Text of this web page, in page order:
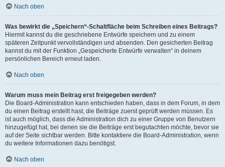
Nach oben
Was bewirkt die „Speichern“-Schaltfläche beim Schreiben eines Beitrags?
Hiermit kannst du die geschriebene Entwürfe speichern und zu einem
späteren Zeitpunkt vervollständigen und absenden. Den gesicherten Beitrag
kannst du mit der Funktion „Gespeicherte Entwürfe verwalten“ in deinem
persönlichen Bereich erneut laden.
Nach oben
Warum muss mein Beitrag erst freigegeben werden?
Die Board-Administration kann entschieden haben, dass in dem Forum, in dem
du einen Beitrag erstellt hast, die Beiträge zuerst geprüft werden müssen. Es
ist auch möglich, dass die Administration dich zu einer Gruppe von Benutzern
hinzugefügt hat, bei denen sie die Beiträge erst begutachten möchte, bevor sie
auf der Seite sichtbar werden. Bitte kontaktiere die Board-Administration, wenn
du weitere Informationen dazu benötigst.
Nach oben